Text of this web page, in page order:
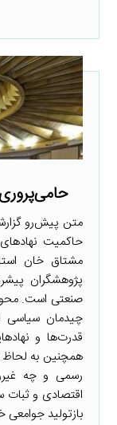
متن پیش‌رو
پژوهشگران
صنعتی است.
چیدمان
قدرت‌ها و
همچنین به لحاظ
رسمی و چه
اقتصادی و
بازتولید